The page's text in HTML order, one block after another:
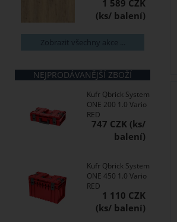
1 589 CZK
Zobrazit všechny akce ...
NEJPRODÁVANĚJŠÍ ZBOŽÍ
Kufr Qbrick System
ONE 200 1.0 Vario
RED
747 CZK
Kufr Qbrick System
ONE 450 1.0 Vario
RED
1 110 CZK